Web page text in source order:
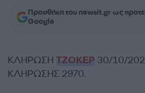
Προσθήκη του newsit.gr ως
Google
ΚΛΗΡΩΣΗ ΤΖΟΚΕΡ 30/10/
ΚΛΗΡΩΣΗΣ 2970.